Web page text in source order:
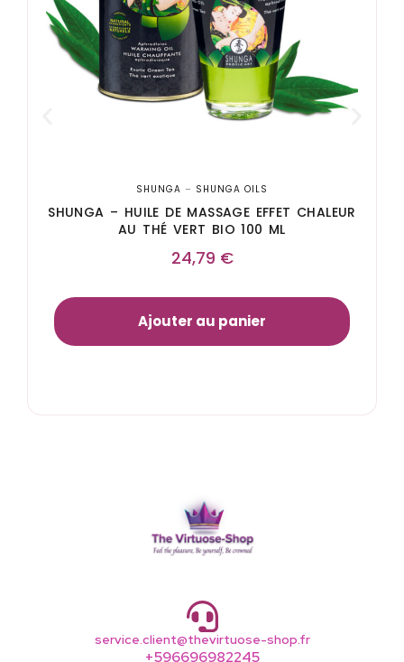
SHUNGA – SHUNGA OILS
SHUNGA – HUILE DE MASSAGE EFFET CHALEUR
AU THÉ VERT BIO 100 ML
24,79 €
Ajouter au panier
service.client@thevirtuose-shop.fr
+596696982245